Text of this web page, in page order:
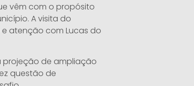
vêm com o propósito
A visita do
atenção com Lucas do
projeção de ampliação
questão de